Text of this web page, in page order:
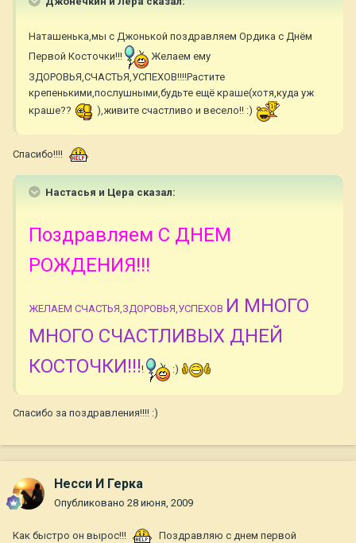
Наташенька,мы с Джонькой поздравляем Ордика с Днём
Первой Косточки!!!
Желаем ему
ЗДОРОВЬЯ,СЧАСТЬЯ,УСПЕХОВ!!!!Растите
крепенькими,послушными,будьте ещё краше(хотя,куда уж
краше??
),живите счастливо и весело!! :)
Спасибо!!!!
Настасья и Цера сказал:
Поздравляем С ДНЕМ
РОЖДЕНИЯ!!!
ЖЕЛАЕМ СЧАСТЬЯ,ЗДОРОВЬЯ,УСПЕХОВ И МНОГО
МНОГО СЧАСТЛИВЫХ ДНЕЙ
КОСТОЧКИ!!!! :)
Спасибо за поздравления!!!! :)
Несси И Герка
Опубликовано 28 июня, 2009
Как быстро он вырос!!!
Поздравляю с днем первой